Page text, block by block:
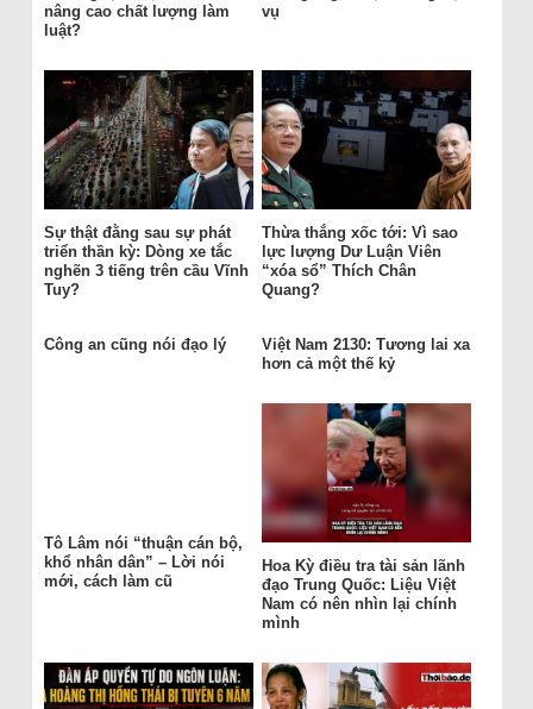
nâng cao chất lượng làm
luật?
vụ
Sự thật đằng sau sự phát
triển thần kỳ: Dòng xe tắc
nghẽn 3 tiếng trên cầu Vĩnh
Tuy?
Thừa thắng xốc tới: Vì sao
lực lượng Dư Luận Viên
“xóa sổ” Thích Chân
Quang?
Công an cũng nói đạo lý
Việt Nam 2130: Tương lai xa
hơn cả một thế kỷ
Tô Lâm nói “thuận cán bộ,
khổ nhân dân” – Lời nói
mới, cách làm cũ
Hoa Kỳ điều tra tài sản lãnh
đạo Trung Quốc: Liệu Việt
Nam có nên nhìn lại chính
mình